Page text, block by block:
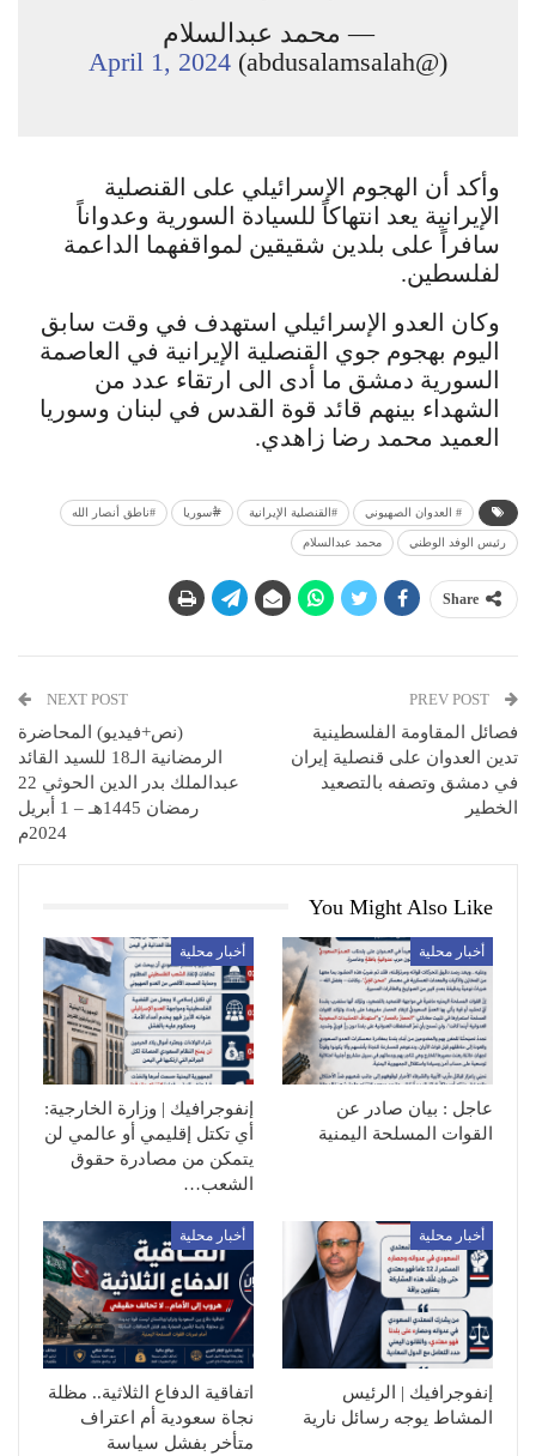
— محمد عبدالسلام
(@abdusalamsalah)
April 1, 2024
وأكد أن الهجوم الإسرائيلي على القنصلية
الإيرانية يعد انتهاكاً للسيادة السورية وعدواناً
سافراً على بلدين شقيقين لمواقفهما الداعمة
لفلسطين.
وكان العدو الإسرائيلي استهدف في وقت سابق
اليوم بهجوم جوي القنصلية الإيرانية في العاصمة
السورية دمشق ما أدى الى ارتقاء عدد من
الشهداء بينهم قائد قوة القدس في لبنان وسوريا
العميد محمد رضا زاهدي.
# العدوان الصهيوني #القنصلية الإيرانية #ُسوريا #ناطق أنصار الله
رئيس الوفد الوطني محمد عبدالسلام
Share
فصائل المقاومة الفلسطينية
تدين العدوان على قنصلية إيران
في دمشق وتصفه بالتصعيد
الخطير
NEXT POST
(نص+فيديو) المحاضرة
الرمضانية الـ18 للسيد القائد
عبدالملك بدر الدين الحوثي 22
رمضان 1445هـ – 1 أبريل
2024م
You Might Also Like
أخبار محلية
عاجل : بيان صادر عن
القوات المسلحة اليمنية
أخبار محلية
إنفوجرافيك | وزارة الخارجية:
أي تكتل إقليمي أو عالمي لن
يتمكن من مصادرة حقوق
الشعب…
أخبار محلية
إنفوجرافيك | الرئيس
المشاط يوجه رسائل نارية
أخبار محلية
اتفاقية الدفاع الثلاثية.. مظلة
نجاة سعودية أم اعتراف
متأخر بفشل سياسة